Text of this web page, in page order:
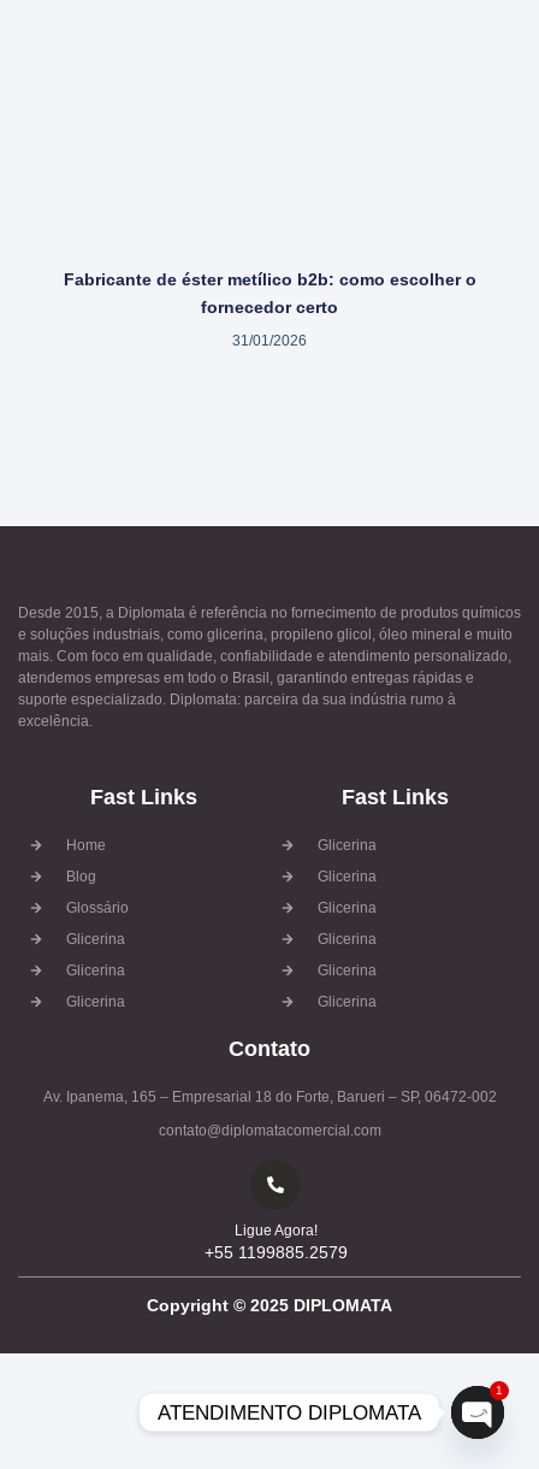
Fabricante de éster metílico b2b: como escolher o
fornecedor certo
31/01/2026
Desde 2015, a Diplomata é referência no fornecimento de produtos químicos
e soluções industriais, como glicerina, propileno glicol, óleo mineral e muito
mais. Com foco em qualidade, confiabilidade e atendimento personalizado,
atendemos empresas em todo o Brasil, garantindo entregas rápidas e
suporte especializado. Diplomata: parceira da sua indústria rumo à
excelência.
Fast Links
Home
Blog
Glossário
Glicerina
Glicerina
Glicerina
Fast Links
Glicerina
Glicerina
Glicerina
Glicerina
Glicerina
Glicerina
Contato
Av. Ipanema, 165 – Empresarial 18 do Forte, Barueri – SP, 06472-002
contato@diplomatacomercial.com
Ligue Agora!
+55 1199885.2579
Copyright © 2025 DIPLOMATA
ATENDIMENTO DIPLOMATA
1